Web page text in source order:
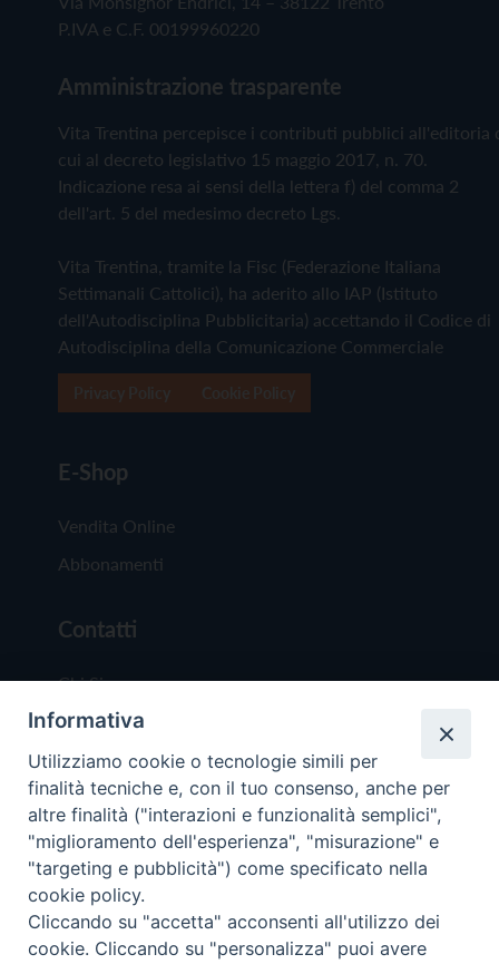
P.IVA e C.F. 00199960220
Amministrazione trasparente
Vita Trentina percepisce i contributi pubblici all'editoria
cui al decreto legislativo 15 maggio 2017, n. 70.
Indicazione resa ai sensi della lettera f) del comma 2
dell'art. 5 del medesimo decreto Lgs.
Vita Trentina, tramite la Fisc (Federazione Italiana
Settimanali Cattolici), ha aderito allo IAP (Istituto
dell'Autodisciplina Pubblicitaria) accettando il Codice di
Autodisciplina della Comunicazione Commerciale
E-Shop
Vendita Online
Abbonamenti
Contatti
Chi Siamo
Redazione
Scrivici
Copyright © 2019 - Tutti i diritti riservati - Vita
Trentina Editrice
Informativa
Utilizziamo cookie o tecnologie simili per
finalità tecniche e, con il tuo consenso, anche per
altre finalità ("interazioni e funzionalità semplici",
"miglioramento dell'esperienza", "misurazione" e
"targeting e pubblicità") come specificato nella
cookie policy.
Cliccando su "accetta" acconsenti all'utilizzo dei
cookie. Cliccando su "personalizza" puoi avere